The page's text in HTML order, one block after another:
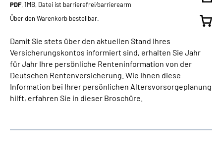
PDF, 1MB, Datei ist barrierefrei⁄barrierearm
Über den Warenkorb bestellbar.
Damit Sie stets über den aktuellen Stand Ihres
Versicherungskontos informiert sind, erhalten Sie Jahr
für Jahr Ihre persönliche Renteninformation von der
Deutschen Rentenversicherung. Wie Ihnen diese
Information bei Ihrer persönlichen Altersvorsorgeplanung
hilft, erfahren Sie in dieser Broschüre.